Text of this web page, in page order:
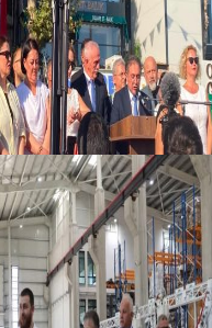
Teşkilatı kuruldu